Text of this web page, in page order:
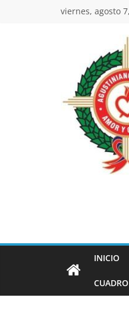
viernes, agosto
ESTUDIAR
INICIO